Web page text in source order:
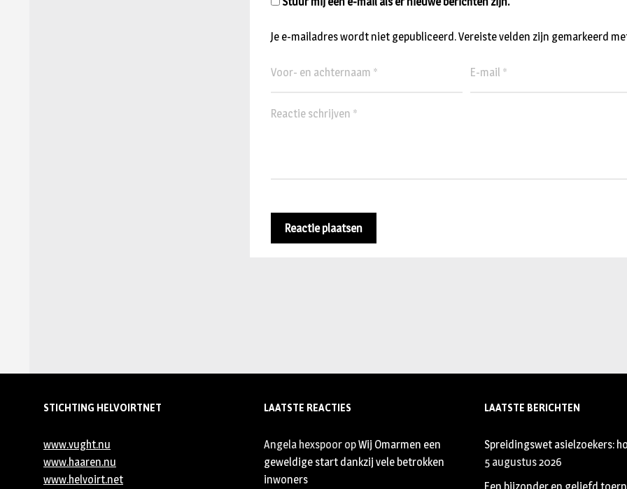
Je e-mailadres wordt niet gepubliceerd.Vereiste velden zijn gemarkeerd
STICHTING HELVOIRTNET
www.vught.nu
www.haaren.nu
www.helvoirt.net
LAATSTE REACTIES
Angela hexspoor opWij Omarmen een
geweldige start dankzij vele betrokken
inwoners
LAATSTE BERICHTEN
Spreidingswet asielzoekers:
5 augustus 2026